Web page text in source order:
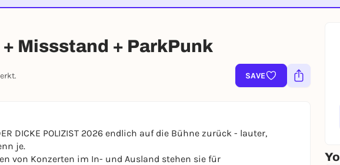
Missstand + ParkPunk
SAVE
DICKE POLIZIST 2026 endlich auf die Bühne zurück - lauter,
je.
von Konzerten im In- und Ausland stehen sie für
Sign up for free and get started right away
REGISTER FOR FREE NOW
Log in now